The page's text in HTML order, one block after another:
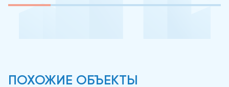
ПОХОЖИЕ ОБЪЕКТЫ